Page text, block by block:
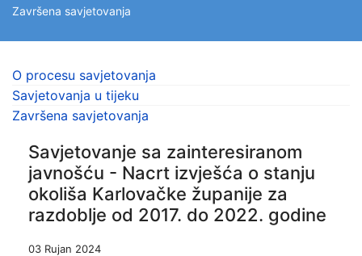
Završena savjetovanja
O procesu savjetovanja
Savjetovanja u tijeku
Završena savjetovanja
Savjetovanje sa zainteresiranom
javnošću - Nacrt izvješća o stanju
okoliša Karlovačke županije za
razdoblje od 2017. do 2022. godine
03 Rujan 2024